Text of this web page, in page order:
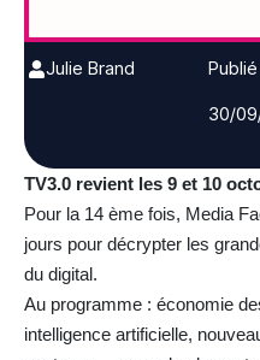
Julie Brand
30/
TV3.0 revient les 9 et 10
Pour la 14 ème fois, Media
jours pour décrypter les
du digital.
Au programme : économie
intelligence artificielle,